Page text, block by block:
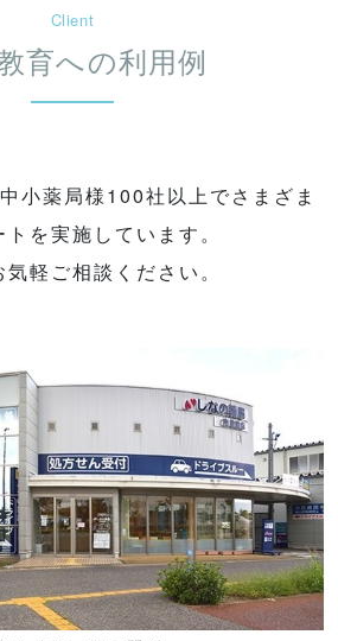
Client
育への利用例
小薬局様100社以上でさまざま
を実施しています。
軽ご相談ください。